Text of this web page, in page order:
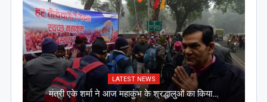
LATEST NEWS
मंत्री एके शर्मा ने आज महाकुंभ के श्रद्धालुओं का किया…